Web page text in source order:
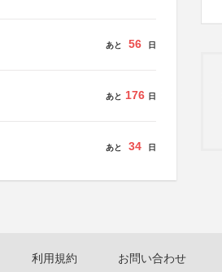
あと 56 日
あと 176 日
あと 34 日
利用規約 お問い合わせ